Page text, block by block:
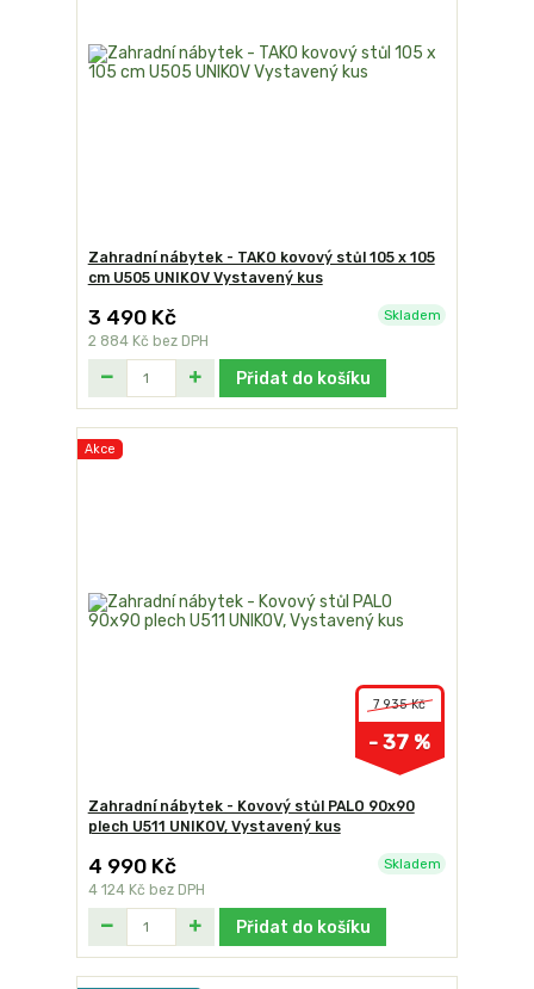
Zahradní nábytek - TAKO kovový stůl 105 x 105
cm U505 UNIKOV Vystavený kus
3 490 Kč
2 884 Kč bez DPH
Skladem
Přidat do košíku
Akce
7 935 Kč
- 37 %
Zahradní nábytek - Kovový stůl PALO 90x90
plech U511 UNIKOV, Vystavený kus
4 990 Kč
4 124 Kč bez DPH
Skladem
Přidat do košíku